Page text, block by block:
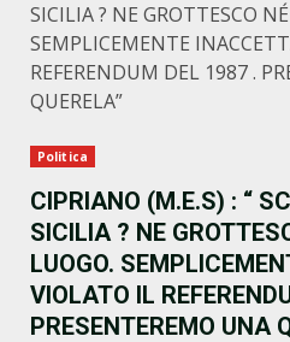
SICILIA ? NE GROTTESCO
SEMPLICEMENTE
REFERENDUM DEL 1987 .
QUERELA”
Politica
CIPRIANO (M.E.S) : “
SICILIA ? NE
LUOGO.
VIOLATO IL
PRESENTEREMO UNA